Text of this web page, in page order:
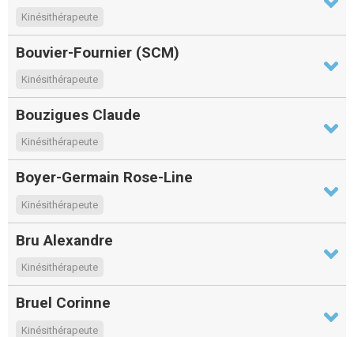
Kinésithérapeute
Bouvier-Fournier (SCM)
Kinésithérapeute
Bouzigues Claude
Kinésithérapeute
Boyer-Germain Rose-Line
Kinésithérapeute
Bru Alexandre
Kinésithérapeute
Bruel Corinne
Kinésithérapeute